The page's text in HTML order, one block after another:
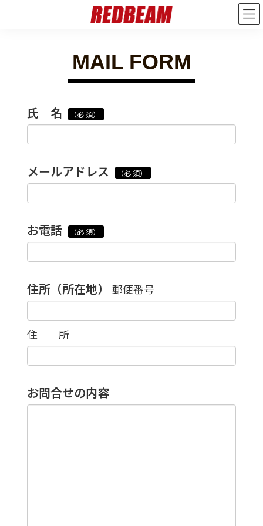
MAIL FORM
氏 名 （必 須）
メールアドレス （必 須）
お電話 （必 須）
住所（所在地） 郵便番号
住 所
お問合せの内容